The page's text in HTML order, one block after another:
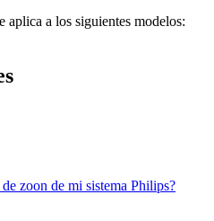
aplica a los siguientes modelos:
zoon de mi sistema Philips?